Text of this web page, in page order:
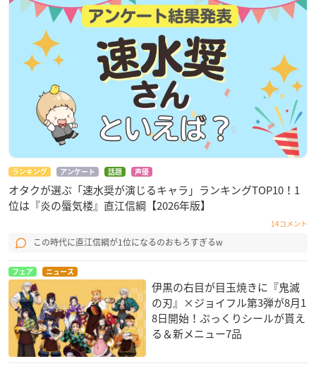
ランキング アンケート 話題 声優
オタクが選ぶ「速水奨が演じるキャラ」ランキングTOP10！1
位は『炎の蜃気楼』直江信綱【2026年版】
14コメント
この時代に直江信綱が1位になるのおもろすぎるw
フェア ニュース
伊黒の右目が目玉焼きに『鬼滅
の刃』×ジョイフル第3弾が8月1
8日開始！ぷっくりシールが貰え
る＆新メニュー7品